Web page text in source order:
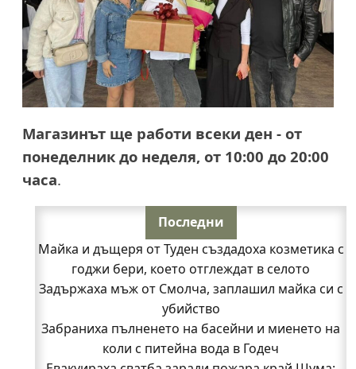
Магазинът ще работи всеки ден - от
понеделник до неделя, от 10:00 до 20:00
часа.
Последни
Майка и дъщеря от Туден създадоха козметика с
годжи бери, което отглеждат в селото
Задържаха мъж от Смолча, заплашил майка си с
убийство
Забраниха пълненето на басейни и миенето на
коли с питейна вода в Годеч